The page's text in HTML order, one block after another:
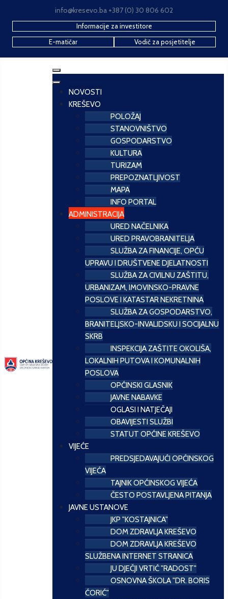
info@kresevo.ba +387 (0) 30 806 602
Informacije za investitore
E-matičar
Vodič za posjetitelje
NOVOSTI
KREŠEVO
POLOŽAJ
STANOVNIŠTVO
GOSPODARSTVO
KULTURA
TURIZAM
PREPOZNATLJIVOST
MAPA
INFO PORTAL
ADMINISTRACIJA
URED NAČELNIKA
URED PRAVOBRANITELJA
SLUŽBA ZA FINANCIJE, OPĆU
UPRAVU I DRUŠTVENE DJELATNOSTI
SLUŽBA ZA CIVILNU ZAŠTITU,
URBANIZAM, IMOVINSKO-PRAVNE
POSLOVE I KATASTAR NEKRETNINA
SLUŽBA ZA GOSPODARSTVO,
BRANITELJSKO-INVALIDSKU I SOCIJALNU
SKRB
INSPEKCIJA ZAŠTITE OKOLIŠA,
LOKALNIH PUTOVA I KOMUNALNIH
POSLOVA
OPĆINSKI GLASNIK
JAVNE NABAVKE
OGLASI I NATJEČAJI
OBAVIJESTI SLUŽBI
STATUT OPĆINE KREŠEVO
VIJEĆE
PREDSJEDAVAJUĆI OPĆINSKOG
VIJEĆA
TAJNIK OPĆINSKOG VIJEĆA
ČESTO POSTAVLJENA PITANJA
JAVNE USTANOVE
JKP "KOSTAJNICA"
DOM ZDRAVLJA KREŠEVO
DOM ZDRAVLJA KREŠEVO
SLUŽBENA INTERNET STRANICA
JU DJEČJI VRTIĆ "RADOST"
OSNOVNA ŠKOLA "DR. BORIS
ĆORIĆ"